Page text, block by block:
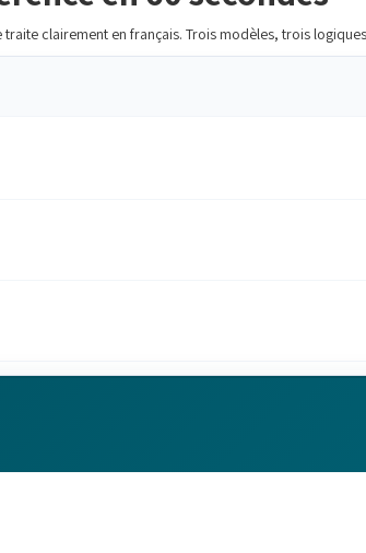
clairement en français. Trois modèles, trois